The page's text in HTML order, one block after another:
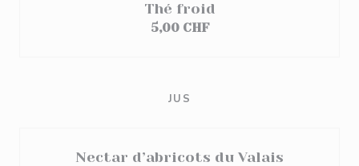
Thé froid
5,00 CHF
JUS
Nectar d’abricots du Valais